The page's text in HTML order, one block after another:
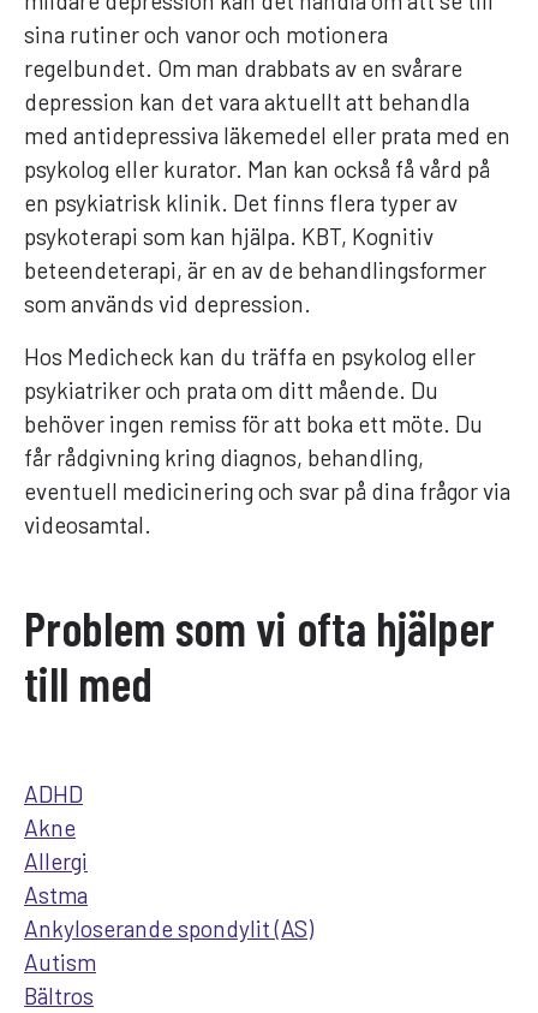
sina rutiner och vanor och motionera
regelbundet. Om man drabbats av en svårare
depression kan det vara aktuellt att behandla
med antidepressiva läkemedel eller prata med en
psykolog eller kurator. Man kan också få vård på
en psykiatrisk klinik. Det finns flera typer av
psykoterapi som kan hjälpa. KBT, Kognitiv
beteendeterapi, är en av de behandlingsformer
som används vid depression.
Hos Medicheck kan du träffa en psykolog eller
psykiatriker och prata om ditt mående. Du
behöver ingen remiss för att boka ett möte. Du
får rådgivning kring diagnos, behandling,
eventuell medicinering och svar på dina frågor via
videosamtal.
Problem som vi ofta hjälper
till med
ADHD
Akne
Allergi
Astma
Ankyloserande spondylit (AS)
Autism
Bältros